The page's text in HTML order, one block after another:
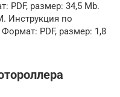
PDF, размер: 34,5 Mb.
Инструкция по
PDF, размер: 1,8